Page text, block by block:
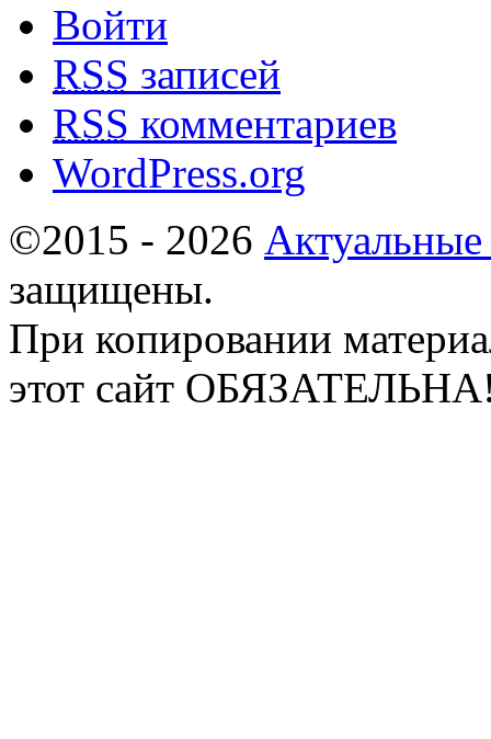
Войти
RSS записей
RSS комментариев
WordPress.org
©2015 - 2026
защищены.
При копировании
этот сайт